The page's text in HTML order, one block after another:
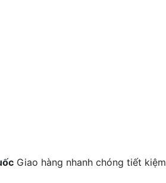
Giao hàng nhanh chóng tiết kiệm